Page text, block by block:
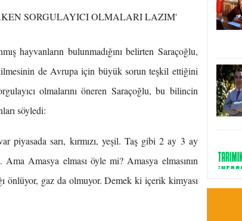
SORGULAYICI OLMALARI LAZIM'
hayvanların bulunmadığını belirten Saraçoğlu,
de Avrupa için büyük sorun teşkil ettiğini
olmalarını öneren Saraçoğlu, bu bilincin
söyledi:
piyasada sarı, kırmızı, yeşil. Taş gibi 2 ay 3 ay
Amasya elması öyle mi? Amasya elmasının
önlüyor, gaz da olmuyor. Demek ki içerik kimyası